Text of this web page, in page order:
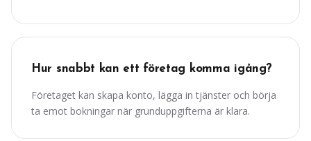
Hur snabbt kan ett företag komma igång?
Företaget kan skapa konto, lägga in tjänster och börja
ta emot bokningar när grunduppgifterna är klara.